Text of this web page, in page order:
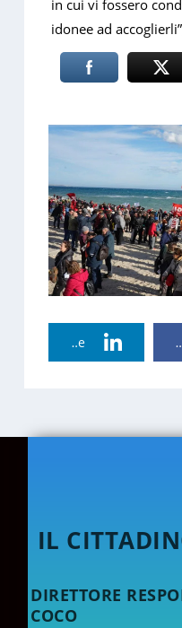
in cui vi fossero
idonee ad
Facebook Share
Linkedin Share
IL
DIRETTORE
COCO